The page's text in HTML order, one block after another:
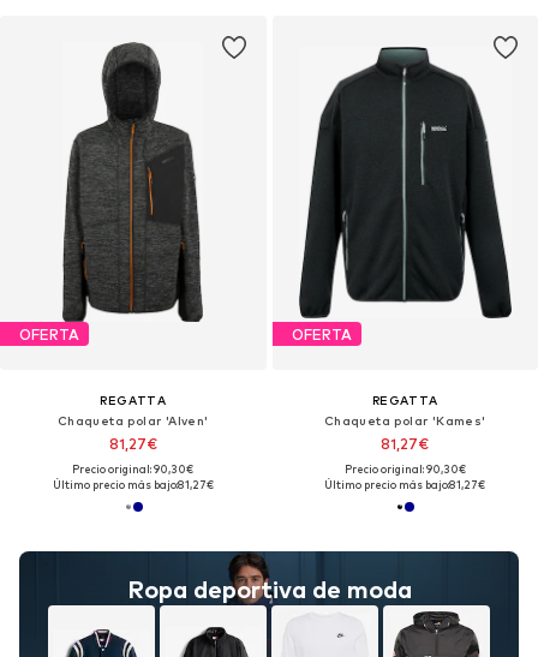
OFERTA
REGATTA
Chaqueta polar 'Alven'
81,27€
Precio original: 90,30€
Último precio más bajo:81,27€
Ropa deportiva de moda
OFERTA
REGATTA
Chaqueta polar 'Kames'
81,27€
Precio original: 90,30€
Último precio más bajo:81,27€